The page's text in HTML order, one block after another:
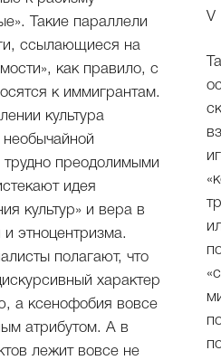
Такие параллели
ссылающиеся на
как правило, с
к иммигрантам.
культура
необычайной
трудно преодолимыми
идея
культур» и вера в
этноцентризма.
полагают, что
характер
а ксенофобия вовсе
атрибутом. А в
лежит вовсе не
V